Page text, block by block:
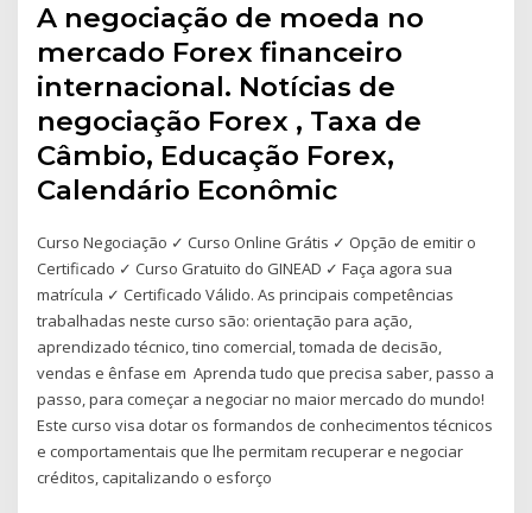
A negociação de moeda no
mercado Forex financeiro
internacional. Notícias de
negociação Forex , Taxa de
Câmbio, Educação Forex,
Calendário Econômic
Curso Negociação ✓ Curso Online Grátis ✓ Opção de emitir o
Certificado ✓ Curso Gratuito do GINEAD ✓ Faça agora sua
matrícula ✓ Certificado Válido. As principais competências
trabalhadas neste curso são: orientação para ação,
aprendizado técnico, tino comercial, tomada de decisão,
vendas e ênfase em Aprenda tudo que precisa saber, passo a
passo, para começar a negociar no maior mercado do mundo!
Este curso visa dotar os formandos de conhecimentos técnicos
e comportamentais que lhe permitam recuperar e negociar
créditos, capitalizando o esforço